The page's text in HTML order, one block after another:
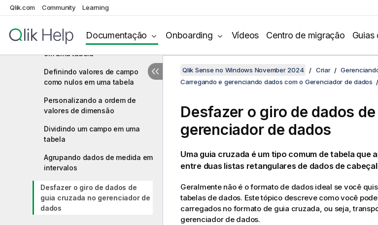
Qlik.com Community Learning
Documentação Onboarding Vídeos Centro de migração Guias
Acessando os dados dos
campos da tabela antes de
Substituindo valores de campo
em uma tabela
Definindo valores de campo
como nulos em uma tabela
Personalizando a ordem de
valores de dimensão
Dividindo um campo em uma
tabela
Agrupando dados de medida em
intervalos
Desfazer o giro de dados de
guia cruzada no gerenciador de
dados
Qlik Sense no Windows November 2024 Criar
Carregando e gerenciando dados com o Gerenciador de dados
Desfazer o giro de dados
gerenciador de dados
Uma guia cruzada é um tipo comum de tabela que
entre duas listas retangulares de dados de
Geralmente não é o formato de dados ideal se você
tabelas de dados. Este tópico descreve como você
carregados no formato de guia cruzada, ou seja,
gerenciador de dados.